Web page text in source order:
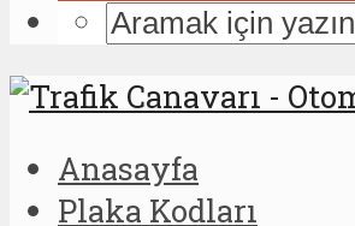
Anasayfa
Plaka Kodları